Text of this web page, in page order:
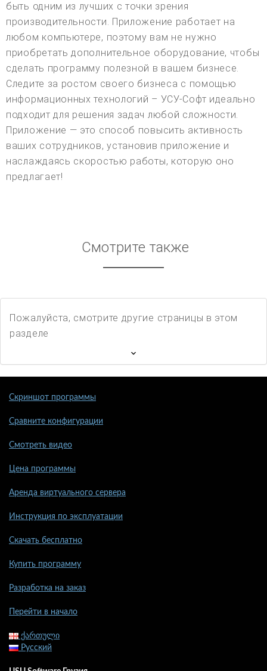
быть одним из лучших с точки зрения
производительности. Приложение работает на
любом компьютере, поэтому вам не нужно
приобретать дополнительное оборудование, чтобы
сделать программу полезной в вашем бизнесе.
Следите за ростом своего бизнеса с помощью
информационных технологий – УСУ-Софт идеально
подходит для решения задач любой сложности.
Приложение — это способ повысить активность
ваших сотрудников, установив приложение и
наслаждаясь скоростью работы, которую оно
предлагает!
Смотрите также
Пожалуйста, смотрите другие страницы в этом
разделе
Скриншот программы
Сравните конфигурации
Смотреть видео
Цена программы
Аренда виртуального сервера
Инструкция по эксплуатации
Скачать бесплатно
Купить программу
Разработка на заказ
Перейти в начало
ქართული
Русский